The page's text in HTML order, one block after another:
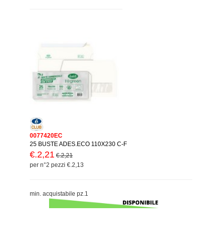
0077420EC
25 BUSTE ADES.ECO 110X230 C-F
€.2,21 €.2,21
per n°2 pezzi €.2,13
min. acquistabile pz.1